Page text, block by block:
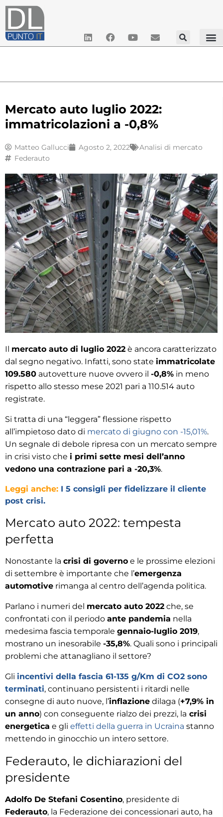
Mercato auto luglio 2022:
immatricolazioni a -0,8%
Matteo Gallucci Agosto 2, 2022
Analisi di mercato
Federauto
Il mercato auto di luglio 2022 è ancora caratterizzato
dal segno negativo. Infatti, sono state immatricolate
109.580 autovetture nuove ovvero il -0,8% in meno
rispetto allo stesso mese 2021 pari a 110.514 auto
registrate.
Si tratta di una “leggera” flessione rispetto
all’impietoso dato di mercato di giugno con -15,01%.
Un segnale di debole ripresa con un mercato sempre
in crisi visto che i primi sette mesi dell’anno
vedono una contrazione pari a -20,3%.
Leggi anche: I 5 consigli per fidelizzare il cliente
post crisi.
Mercato auto 2022: tempesta
perfetta
Nonostante la crisi di governo e le prossime elezioni
di settembre è importante che l’emergenza
automotive rimanga al centro dell’agenda politica.
Parlano i numeri del mercato auto 2022 che, se
confrontati con il periodo ante pandemia nella
medesima fascia temporale gennaio-luglio 2019,
mostrano un inesorabile -35,8%. Quali sono i principali
problemi che attanagliano il settore?
Gli incentivi della fascia 61-135 g/Km di CO2 sono
terminati, continuano persistenti i ritardi nelle
consegne di auto nuove, l’inflazione dilaga (+7,9% in
un anno) con conseguente rialzo dei prezzi, la crisi
energetica e gli effetti della guerra in Ucraina stanno
mettendo in ginocchio un intero settore.
Federauto, le dichiarazioni del
presidente
Adolfo De Stefani Cosentino, presidente di
Federauto, la Federazione dei concessionari auto, ha